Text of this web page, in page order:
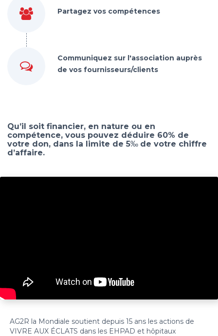
Partagez vos compétences
Communiquez sur l'association auprès
de vos fournisseurs/clients
Qu’il soit financier, en nature ou en
compétence, vous pouvez déduire 60% de
votre don, dans la limite de 5‰ de votre chiffre
d’affaire.
AG2R la Mondiale soutient depuis 15 ans les actions de
VIVRE AUX ÉCLATS dans les EHPAD et hôpitaux